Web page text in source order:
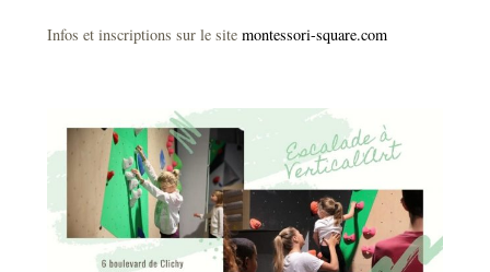
Infos et inscriptions sur le site montessori-square.com